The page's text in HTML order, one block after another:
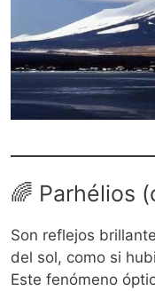
🌈 Parhélios
Son reflejos
del sol, como si
Este fenómeno